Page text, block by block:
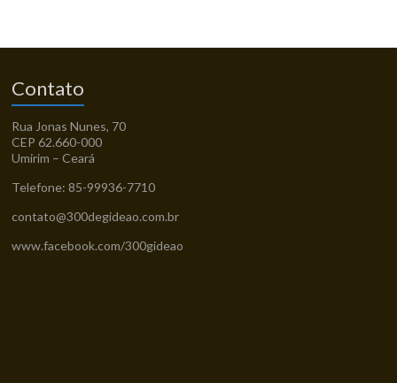
Contato
Rua Jonas Nunes, 70
CEP 62.660-000
Umirim – Ceará
Telefone: 85-99936-7710
contato@300degideao.com.br
www.facebook.com/300gideao